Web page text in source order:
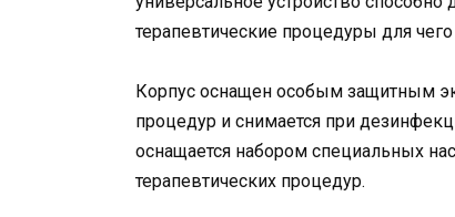
терапевтические процедуры для
Корпус оснащен особым защитным
процедур и снимается при
оснащается набором специальных
терапевтических процедур.